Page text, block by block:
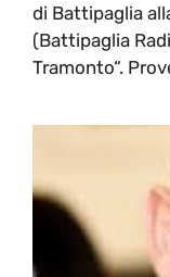
di Battipaglia
(Battipaglia
Tramonto“.